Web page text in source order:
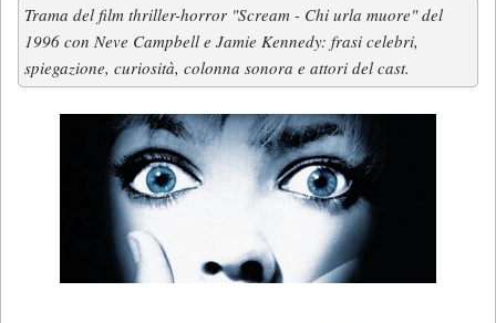
Trama del film thriller-horror "Scream - Chi urla muore" del
1996 con Neve Campbell e Jamie Kennedy: frasi celebri,
spiegazione, curiosità, colonna sonora e attori del cast.